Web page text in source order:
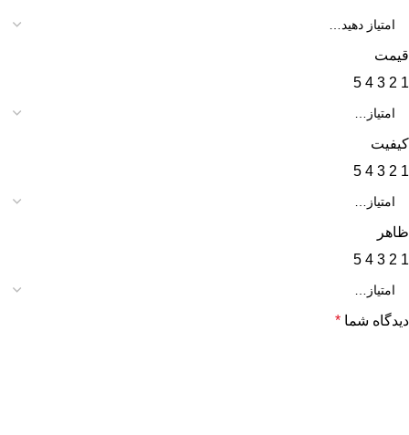
قیمت
1
2
3
4
5
کیفیت
1
2
3
4
5
ظاهر
1
2
3
4
5
دیدگاه شما *